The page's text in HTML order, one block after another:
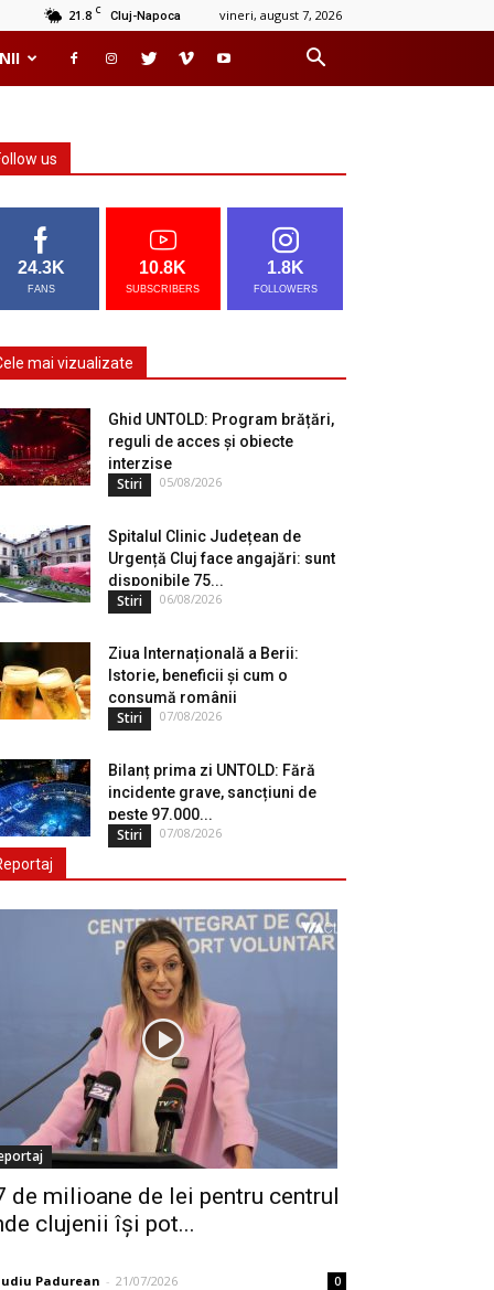
21.8 C Cluj-Napoca vineri, august 7, 2026
us
24.3K
FANS
10.8K
SUBSCRIBERS
1.8K
FOLLOWERS
mai vizualizate
Ghid UNTOLD: Program brățări,
reguli de acces și obiecte
interzise
Stiri 05/08/2026
Spitalul Clinic Județean de
Urgență Cluj face angajări: sunt
disponibile 75...
Stiri 06/08/2026
Ziua Internațională a Berii:
Istorie, beneficii și cum o
consumă românii
Stiri 07/08/2026
Bilanț prima zi UNTOLD: Fără
incidente grave, sancțiuni de
peste 97.000...
Stiri 07/08/2026
de milioane de lei pentru centrul
clujenii își pot...
Padurean - 21/07/2026 0